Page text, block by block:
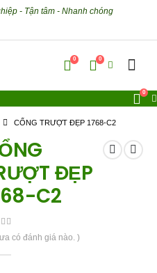
- Tận tâm - Nhanh chóng
0 0
0
CỔNG TRƯỢT ĐẸP 1768-C2
ĐẸP
C2
of 5
có đánh giá nào. )